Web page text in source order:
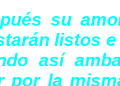
su
listos
así
por la